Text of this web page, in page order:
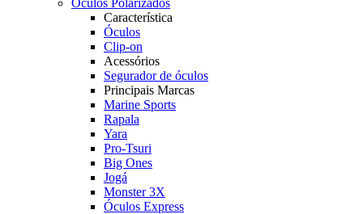
Óculos Polarizados
Característica
Óculos
Clip-on
Acessórios
Segurador de óculos
Principais Marcas
Marine Sports
Rapala
Yara
Pro-Tsuri
Big Ones
Jogá
Monster 3X
Óculos Express